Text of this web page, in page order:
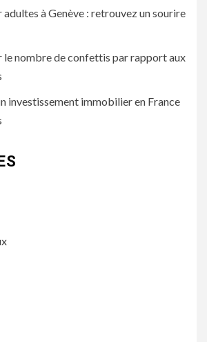
à Genève : retrouvez un sourire
nombre de confettis par rapport aux
investissement immobilier en France